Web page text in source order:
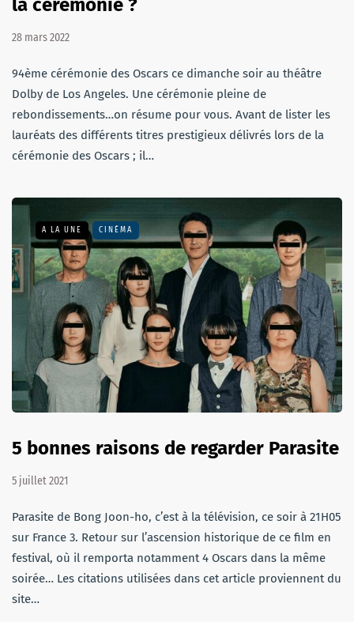
la cérémonie ?
28 mars 2022
94ème cérémonie des Oscars ce dimanche soir au théâtre
Dolby de Los Angeles. Une cérémonie pleine de
rebondissements…on résume pour vous. Avant de lister les
lauréats des différents titres prestigieux délivrés lors de la
cérémonie des Oscars ; il…
A LA UNE CINÉMA
5 bonnes raisons de regarder Parasite
5 juillet 2021
Parasite de Bong Joon-ho, c’est à la télévision, ce soir à 21H05
sur France 3. Retour sur l’ascension historique de ce film en
festival, où il remporta notamment 4 Oscars dans la même
soirée… Les citations utilisées dans cet article proviennent du
site…